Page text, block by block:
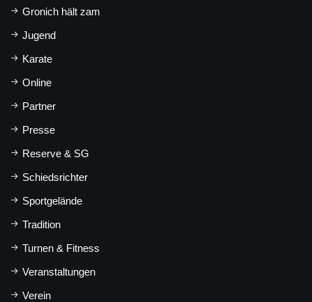
Gronich hält zam
Jugend
Karate
Online
Partner
Presse
Reserve & SG
Schiedsrichter
Sportgelände
Tradition
Turnen & Fitness
Veranstaltungen
Verein